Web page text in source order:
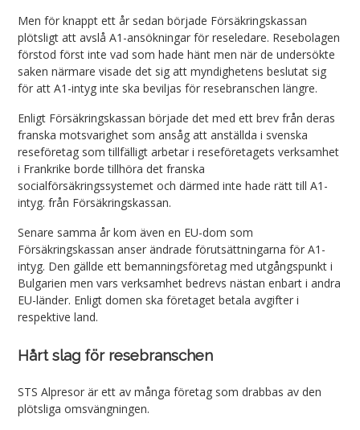
Men för knappt ett år sedan började Försäkringskassan
plötsligt att avslå A1-ansökningar för reseledare. Resebolagen
förstod först inte vad som hade hänt men när de undersökte
saken närmare visade det sig att myndighetens beslutat sig
för att A1-intyg inte ska beviljas för resebranschen längre.
Enligt Försäkringskassan började det med ett brev från deras
franska motsvarighet som ansåg att anställda i svenska
reseföretag som tillfälligt arbetar i reseföretagets verksamhet
i Frankrike borde tillhöra det franska
socialförsäkringssystemet och därmed inte hade rätt till A1-
intyg. från Försäkringskassan.
Senare samma år kom även en EU-dom som
Försäkringskassan anser ändrade förutsättningarna för A1-
intyg. Den gällde ett bemanningsföretag med utgångspunkt i
Bulgarien men vars verksamhet bedrevs nästan enbart i andra
EU-länder. Enligt domen ska företaget betala avgifter i
respektive land.
Hårt slag för resebranschen
STS Alpresor är ett av många företag som drabbas av den
plötsliga omsvängningen.